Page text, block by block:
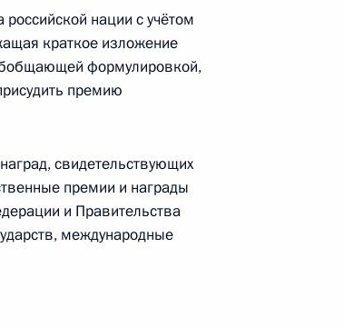
нации с учётом
краткое изложение
формулировкой,
премию
свидетельствующих
премии и награды
и Правительства
международные